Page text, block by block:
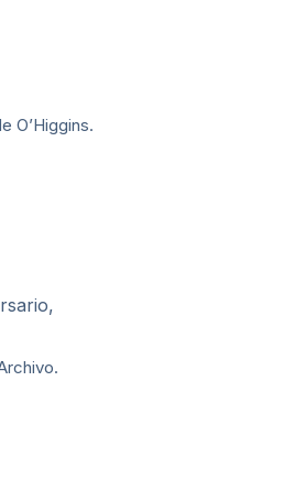
O’Higgins.